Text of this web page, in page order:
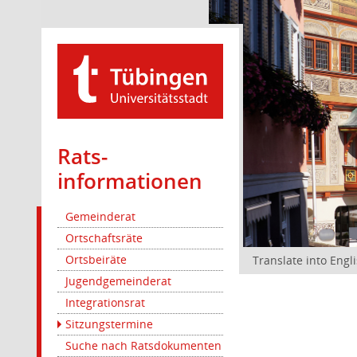
Rats­
informationen
Gemeinderat
Ortschaftsräte
Ortsbeiräte
Jugendgemeinderat
Integrationsrat
Sitzungstermine
Suche nach Ratsdokumenten
Translate into